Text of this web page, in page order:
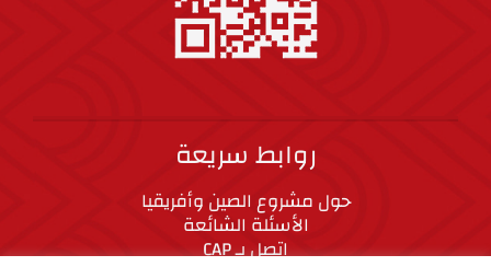
روابط سريعة
حول مشروع الصين وأفريقيا
الأسئلة الشائعة
اتصل بـ CAP